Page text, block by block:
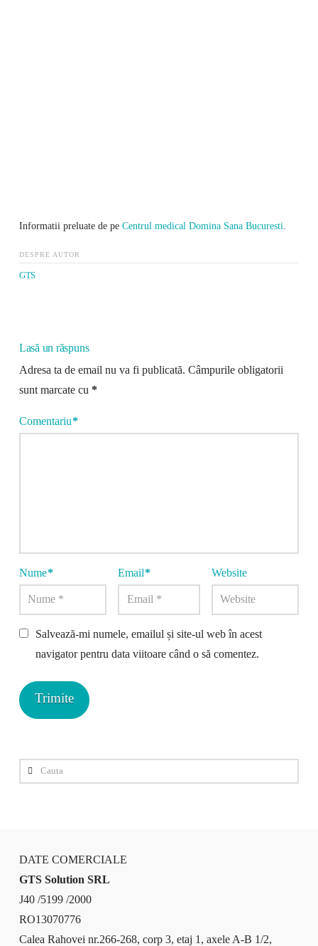
Informatii preluate de pe Centrul medical Domina Sana Bucuresti.
DESPRE AUTOR
GTS
Lasă un răspuns
Adresa ta de email nu va fi publicată. Câmpurile obligatorii
sunt marcate cu *
Comentariu*
Nume* Email* Website
Salvează-mi numele, emailul și site-ul web în acest
navigator pentru data viitoare când o să comentez.
Cauta
DATE COMERCIALE
GTS Solution SRL
J40 /5199 /2000
RO13070776
Calea Rahovei nr.266-268, corp 3, etaj 1, axele A-B 1/2,